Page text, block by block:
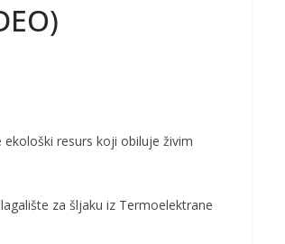
resurs koji obiluje živim
za šljaku iz Termoelektrane